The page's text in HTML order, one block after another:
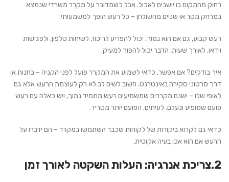
רחוק מהמקום בו יושבים לאכול. אבל כשמדובר על מקרר משרדי שנמצא
במרחק מטר או שניים מהשולחן – כל רעש הופך למשמעותי.
רעש קבוע, גם אם הוא נמוך, יכול להפריע לריכוז, לשיחות טלפון, ולפגישות
וידאו. לאורך שעות, הדבר יכול להפוך למעיק.
איך בודקים? אם אפשר, כדאי לשמוע את המקרר פועל לפני הקניה – בחנות או
דרך סרטוני סקירה באינטרנט. חשוב לשים לב לא רק לעוצמת הרעש אלא גם
לאופי שלו – ישנם מקררים שמשמיעים רעש מתמיד נמוך, ויש כאלה עם רעש
פועם שמופיע ונעלם. לעיתים, הפועם יותר מטריד.
כדאי גם לקרוא ביקורות של לקוחות שכבר השתמשו במקרר – הם ידברו על
הרעש אם הוא אכן בעיה אקוטית.
2.צריכת אנרגיה: העלות השקטה לאורך זמן